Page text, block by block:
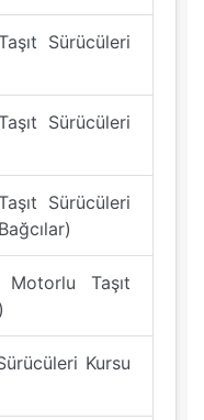
Sürücüleri
Sürücüleri
Sürücüleri
Taşıt
Kursu